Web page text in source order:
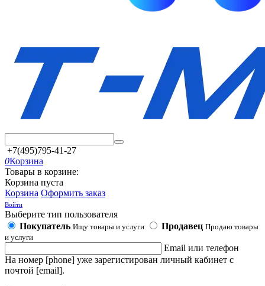
+7(495)795-41-27
0Корзина
Товары в корзине:
Корзина пуста
Корзина Оформить заказ
Войти
Выберите тип пользователя
Покупатель Ищу товары и услуги Продавец Продаю товары
и услуги
Email или телефон
На номер [phone] уже зарегистирован личный кабинет с
почтой [email].